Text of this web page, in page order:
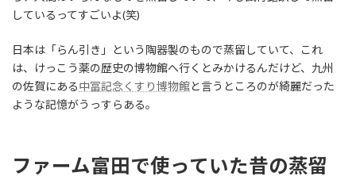
しているってすごいよ(笑)
日本は「らん引き」という陶器製のもので蒸留していて、これ
は、けっこう薬の歴史の博物館へ行くとみかけるんだけど、九州
の佐賀にある中冨記念くすり博物館と言うところのが綺麗だった
ような記憶がうっすらある。
ファーム富田で使っていた昔の蒸留